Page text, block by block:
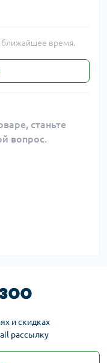
ближайшее время.
станьте
вопрос.
и скидках
рассылку